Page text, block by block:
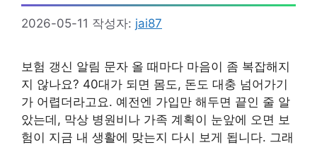
2026-05-11 작성자: jai87
보험 갱신 알림 문자 올 때마다 마음이 좀 복잡해지
지 않나요? 40대가 되면 몸도, 돈도 대충 넘어가기
가 어렵더라고요. 예전엔 가입만 해두면 끝인 줄 알
았는데, 막상 병원비나 가족 계획이 눈앞에 오면 보
험이 지금 내 생활에 맞는지 다시 보게 됩니다. 그래